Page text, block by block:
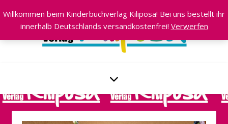
Willkommen beim Kinderbuchverlag Kiliposa! Bei uns bestellt ihr
innerhalb Deutschlands versandkostenfrei! Verwerfen